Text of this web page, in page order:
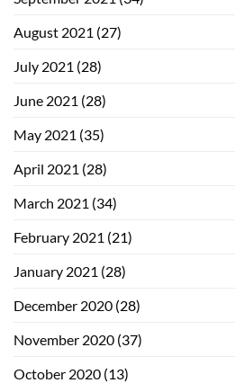
August 2021 (27)
July 2021 (28)
June 2021 (28)
May 2021 (35)
April 2021 (28)
March 2021 (34)
February 2021 (21)
January 2021 (28)
December 2020 (28)
November 2020 (37)
October 2020 (13)